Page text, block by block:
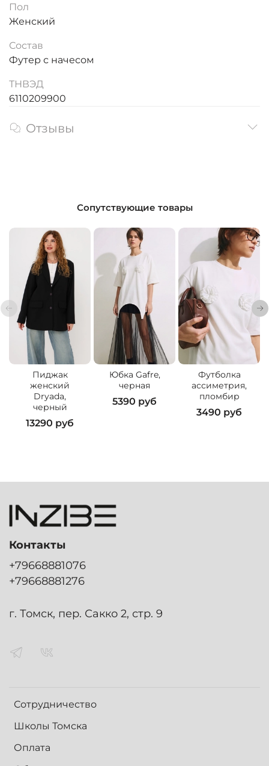
Пол
Женский
Состав
Футер с начесом
ТНВЭД
6110209900
Отзывы
Сопутствующие товары
Пиджак
женский
Dryada,
черный
13290 руб
Юбка Gafre,
черная
5390 руб
Футболка
ассиметрия,
пломбир
3490 руб
Сотрудничество
Школы Томска
Оплата
Контакты
+79668881076
+79668881276
г. Томск, пер. Сакко 2, стр. 9